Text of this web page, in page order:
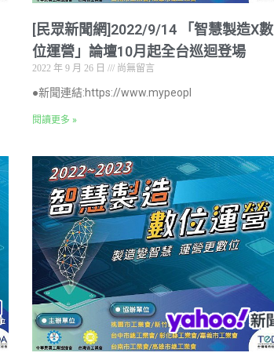
[民眾新聞網]2022/9/14 「智慧製造X數
位運營」論壇10月起全台巡迴登場
2022 年 9 月 26 日 尚無留言
●新聞連結:https://www.mypeopl
閱讀更多 »